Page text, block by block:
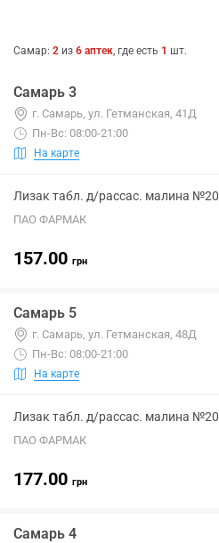
Самар: 2 из 6 аптек, где есть 1 шт.
Самарь 3
г. Самарь, ул. Гетманская, 41Д
Пн-Вс: 08:00-21:00
На карте
Лизак табл. д/рассас. малина №20
ПАО ФАРМАК
157.00 грн
Самарь 5
г. Самарь, ул. Гетманская, 48Д
Пн-Вс: 08:00-21:00
На карте
Лизак табл. д/рассас. малина №20
ПАО ФАРМАК
177.00 грн
Самарь 4